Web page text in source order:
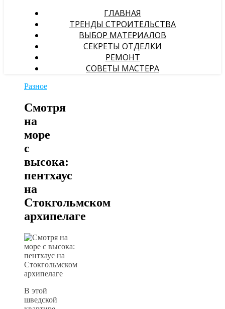
ГЛАВНАЯ
ТРЕНДЫ СТРОИТЕЛЬСТВА
ВЫБОР МАТЕРИАЛОВ
СЕКРЕТЫ ОТДЕЛКИ
РЕМОНТ
СОВЕТЫ МАСТЕРА
Разное
Смотря
на
море
с
высока:
пентхаус
на
Стокгольмском
архипелаге
В этой
шведской